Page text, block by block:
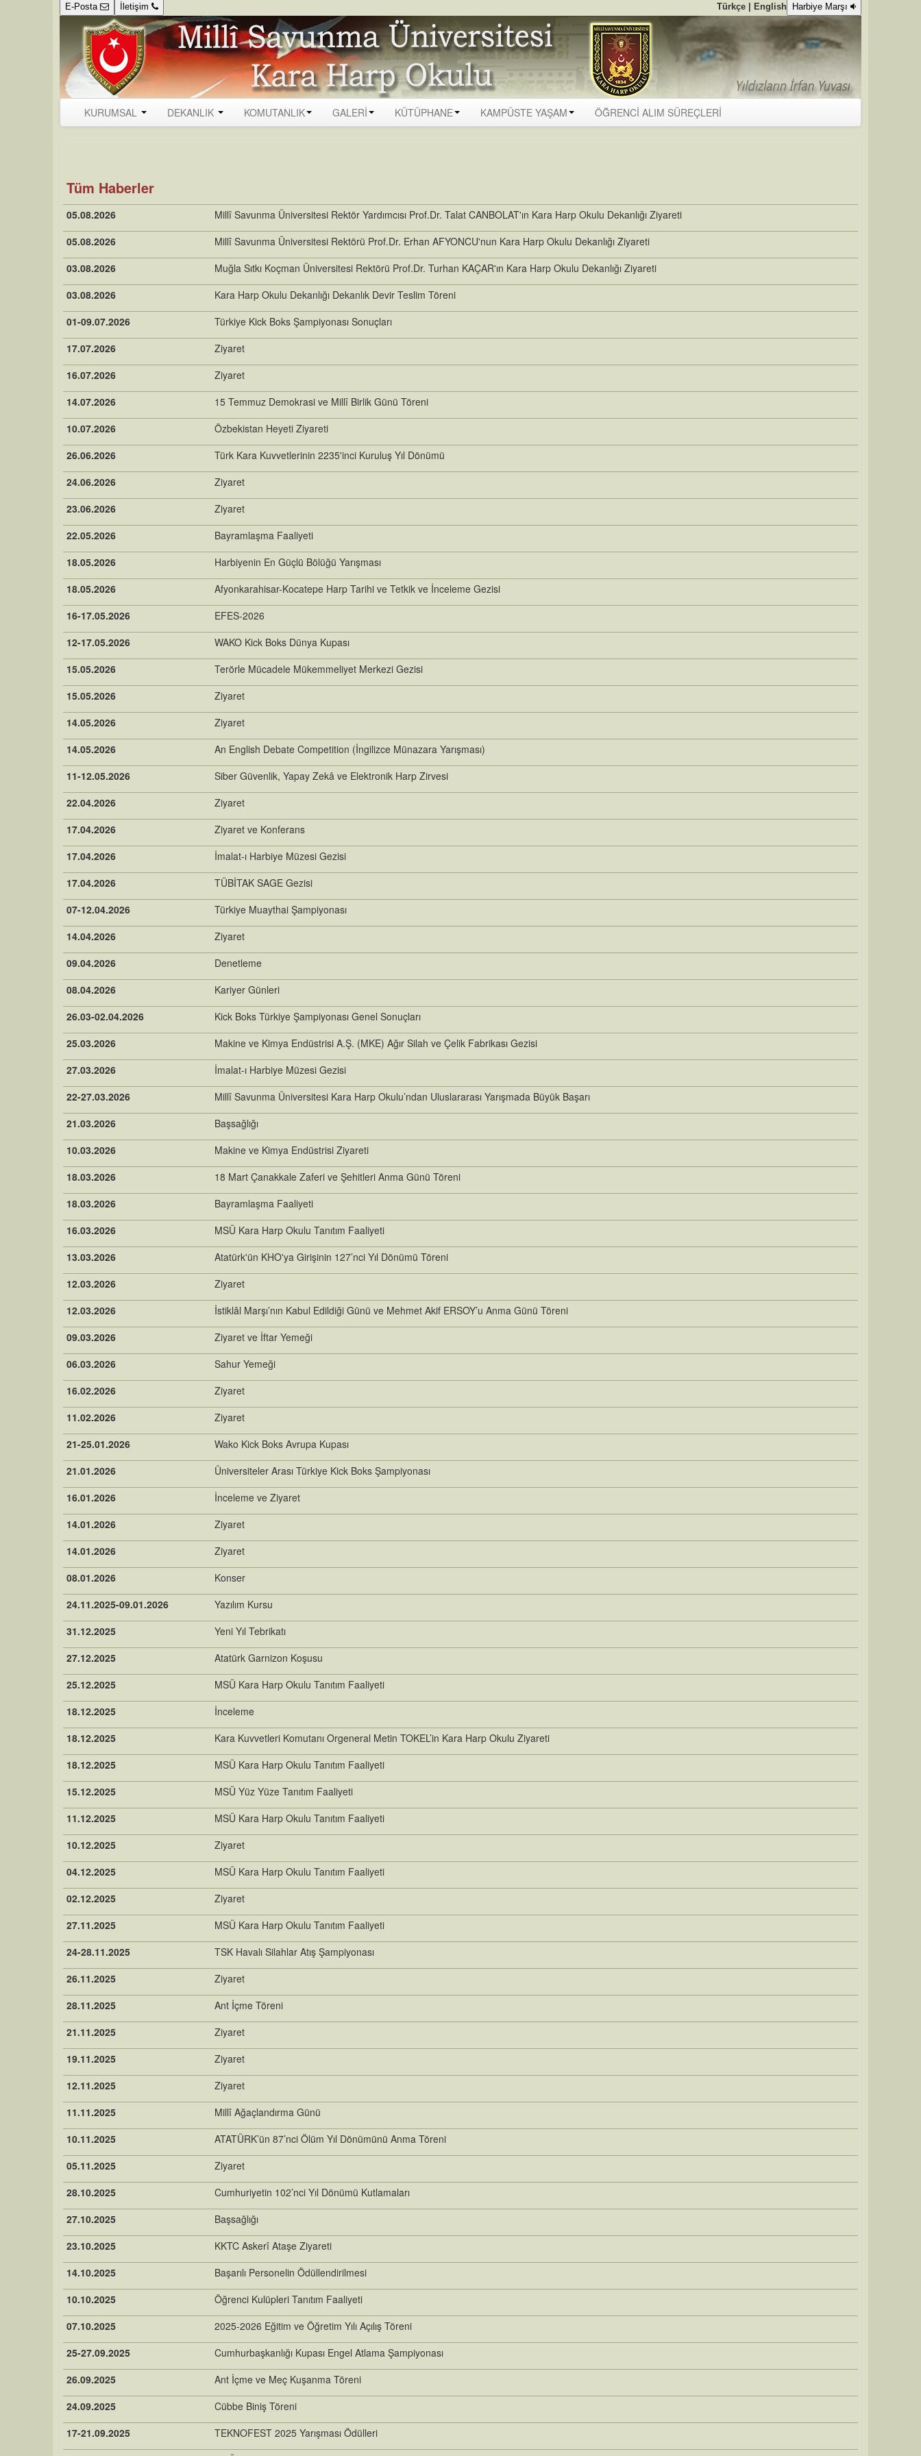
E-Posta İletişim Harbiye Marşı
English
Türkçe |
KURUMSAL DEKANLIK KOMUTANLIK GALERİ KÜTÜPHANE KAMPÜSTE YAŞAM ÖĞRENCİ ALIM SÜREÇLERİ
Tüm Haberler
05.08.2026
Millî Savunma Üniversitesi Rektör Yardımcısı Prof.Dr. Talat CANBOLAT'ın Kara Harp Okulu Dekanlığı Ziyareti
05.08.2026
Millî Savunma Üniversitesi Rektörü Prof.Dr. Erhan AFYONCU'nun Kara Harp Okulu Dekanlığı Ziyareti
03.08.2026
Muğla Sıtkı Koçman Üniversitesi Rektörü Prof.Dr. Turhan KAÇAR'ın Kara Harp Okulu Dekanlığı Ziyareti
03.08.2026
Kara Harp Okulu Dekanlığı Dekanlık Devir Teslim Töreni
01-09.07.2026
Türkiye Kick Boks Şampiyonası Sonuçları
17.07.2026
Ziyaret
16.07.2026
Ziyaret
14.07.2026
15 Temmuz Demokrasi ve Millî Birlik Günü Töreni
10.07.2026
Özbekistan Heyeti Ziyareti
26.06.2026
Türk Kara Kuvvetlerinin 2235'inci Kuruluş Yıl Dönümü
24.06.2026
Ziyaret
23.06.2026
Ziyaret
22.05.2026
Bayramlaşma Faaliyeti
18.05.2026
Harbiyenin En Güçlü Bölüğü Yarışması
18.05.2026
Afyonkarahisar-Kocatepe Harp Tarihi ve Tetkik ve İnceleme Gezisi
16-17.05.2026
EFES-2026
12-17.05.2026
WAKO Kick Boks Dünya Kupası
15.05.2026
Terörle Mücadele Mükemmeliyet Merkezi Gezisi
15.05.2026
Ziyaret
14.05.2026
Ziyaret
14.05.2026
An English Debate Competition (İngilizce Münazara Yarışması)
11-12.05.2026
Siber Güvenlik, Yapay Zekâ ve Elektronik Harp Zirvesi
22.04.2026
Ziyaret
17.04.2026
Ziyaret ve Konferans
17.04.2026
İmalat-ı Harbiye Müzesi Gezisi
17.04.2026
TÜBİTAK SAGE Gezisi
07-12.04.2026
Türkiye Muaythai Şampiyonası
14.04.2026
Ziyaret
09.04.2026
Denetleme
08.04.2026
Kariyer Günleri
26.03-02.04.2026
Kick Boks Türkiye Şampiyonası Genel Sonuçları
25.03.2026
Makine ve Kimya Endüstrisi A.Ş. (MKE) Ağır Silah ve Çelik Fabrikası Gezisi
27.03.2026
İmalat-ı Harbiye Müzesi Gezisi
22-27.03.2026
Millî Savunma Üniversitesi Kara Harp Okulu’ndan Uluslararası Yarışmada Büyük Başarı
21.03.2026
Başsağlığı
10.03.2026
Makine ve Kimya Endüstrisi Ziyareti
18.03.2026
18 Mart Çanakkale Zaferi ve Şehitleri Anma Günü Töreni
18.03.2026
Bayramlaşma Faaliyeti
16.03.2026
MSÜ Kara Harp Okulu Tanıtım Faaliyeti
13.03.2026
Atatürk'ün KHO'ya Girişinin 127’nci Yıl Dönümü Töreni
12.03.2026
Ziyaret
12.03.2026
İstiklâl Marşı’nın Kabul Edildiği Günü ve Mehmet Akif ERSOY’u Anma Günü Töreni
09.03.2026
Ziyaret ve İftar Yemeği
06.03.2026
Sahur Yemeği
16.02.2026
Ziyaret
11.02.2026
Ziyaret
21-25.01.2026
Wako Kick Boks Avrupa Kupası
21.01.2026
Üniversiteler Arası Türkiye Kick Boks Şampiyonası
16.01.2026
İnceleme ve Ziyaret
14.01.2026
Ziyaret
14.01.2026
Ziyaret
08.01.2026
Konser
24.11.2025-09.01.2026
Yazılım Kursu
31.12.2025
Yeni Yıl Tebrikatı
27.12.2025
Atatürk Garnizon Koşusu
25.12.2025
MSÜ Kara Harp Okulu Tanıtım Faaliyeti
18.12.2025
İnceleme
18.12.2025
Kara Kuvvetleri Komutanı Orgeneral Metin TOKEL’in Kara Harp Okulu Ziyareti
18.12.2025
MSÜ Kara Harp Okulu Tanıtım Faaliyeti
15.12.2025
MSÜ Yüz Yüze Tanıtım Faaliyeti
11.12.2025
MSÜ Kara Harp Okulu Tanıtım Faaliyeti
10.12.2025
Ziyaret
04.12.2025
MSÜ Kara Harp Okulu Tanıtım Faaliyeti
02.12.2025
Ziyaret
27.11.2025
MSÜ Kara Harp Okulu Tanıtım Faaliyeti
24-28.11.2025
TSK Havalı Silahlar Atış Şampiyonası
26.11.2025
Ziyaret
28.11.2025
Ant İçme Töreni
21.11.2025
Ziyaret
19.11.2025
Ziyaret
12.11.2025
Ziyaret
11.11.2025
Millî Ağaçlandırma Günü
10.11.2025
ATATÜRK’ün 87’nci Ölüm Yıl Dönümünü Anma Töreni
05.11.2025
Ziyaret
28.10.2025
Cumhuriyetin 102’nci Yıl Dönümü Kutlamaları
27.10.2025
Başsağlığı
23.10.2025
KKTC Askerî Ataşe Ziyareti
14.10.2025
Başarılı Personelin Ödüllendirilmesi
10.10.2025
Öğrenci Kulüpleri Tanıtım Faaliyeti
07.10.2025
2025-2026 Eğitim ve Öğretim Yılı Açılış Töreni
25-27.09.2025
Cumhurbaşkanlığı Kupası Engel Atlama Şampiyonası
26.09.2025
Ant İçme ve Meç Kuşanma Töreni
24.09.2025
Cübbe Biniş Töreni
17-21.09.2025
TEKNOFEST 2025 Yarışması Ödülleri